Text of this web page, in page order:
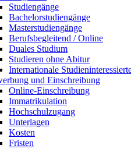
Studiengänge
Bachelorstudiengänge
Masterstudiengänge
Berufsbegleitend / Online
Duales Studium
Studieren ohne Abitur
Internationale
und Einschreibung
Online-Einschreibung
Immatrikulation
Hochschulzugang
Unterlagen
Kosten
Fristen